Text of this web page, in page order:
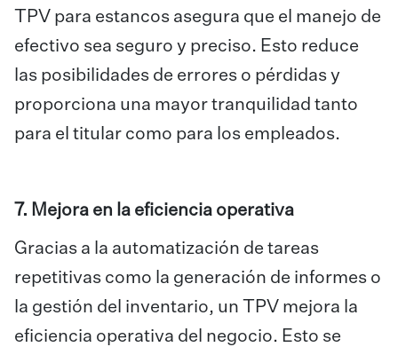
TPV para estancos asegura que el manejo de
efectivo sea seguro y preciso. Esto reduce
las posibilidades de errores o pérdidas y
proporciona una mayor tranquilidad tanto
para el titular como para los empleados.
7. Mejora en la eficiencia operativa
Gracias a la automatización de tareas
repetitivas como la generación de informes o
la gestión del inventario, un TPV mejora la
eficiencia operativa del negocio. Esto se